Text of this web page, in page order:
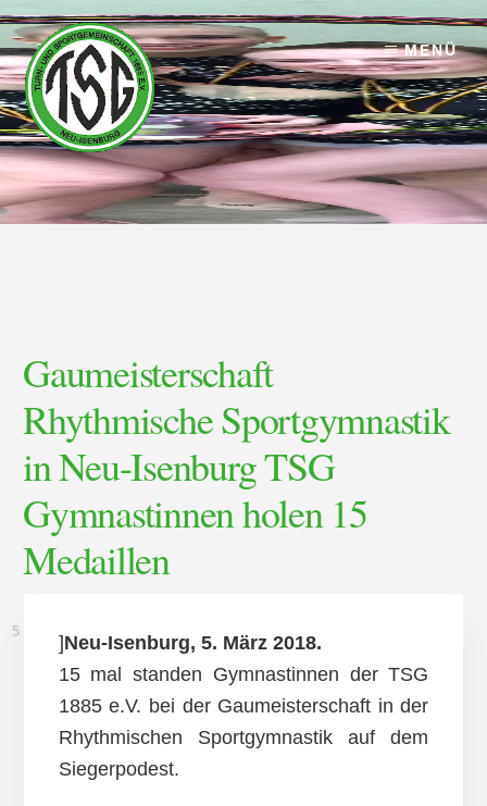
Skip
to
content
Skip
to
footer
MENÜ
Gau­meisterschaft
Rhythmische Sportgymnastik
in Neu-Isenburg TSG
Gymnastinnen holen 15
Medaillen
5. MÄRZ 2018
]Neu-Isenburg, 5. März 2018.
15 mal standen Gymnastinnen der TSG
1885 e.V. bei der Gaumeisterschaft in der
Rhythmischen Sportgymnastik auf dem
Siegerpodest.